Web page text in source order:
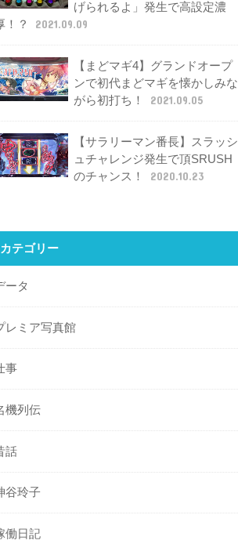
げられるよ」発生で高設定濃
！？
2021.09.09
【まどマギ4】グランドオープ
ンで初代まどマギを懐かしみな
がら初打ち！
2021.09.05
【サラリーマン番長】スラッシ
ュチャレンジ発生で頂SRUSH
のチャンス！
2020.10.23
カテゴリー
ータ
レミア写真館
事
機列伝
話
谷玲子
働日記